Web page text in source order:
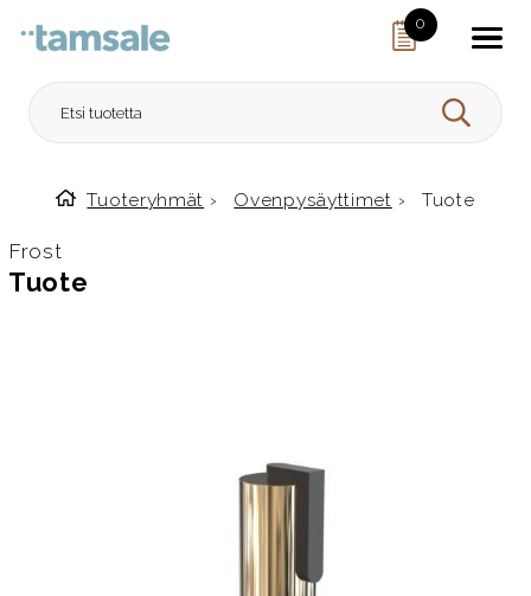
0
HAE
Etusivulle
Tuoteryhmät › Ovenpysäyttimet › Tuote
Frost
Tuote